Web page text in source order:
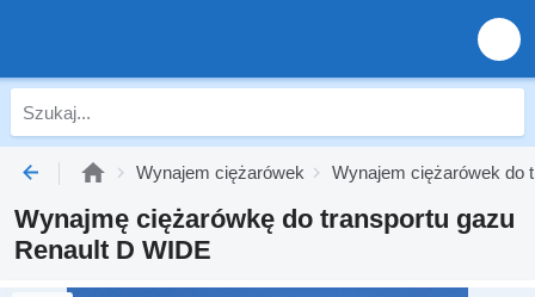
Wynajem ciężarówek Wynajem ciężarówek do
Wynajmę ciężarówkę do transportu gazu
Renault D WIDE